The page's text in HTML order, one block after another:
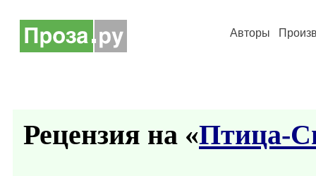
Авторы
Рецензия на «Птица-